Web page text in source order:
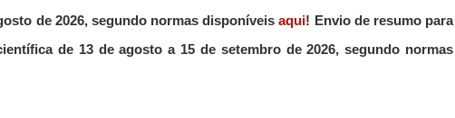
de 2026, segundo normas disponíveisaqui! Envio de resumo para
de 13 de agosto a 15 de setembro de 2026, segundo normas